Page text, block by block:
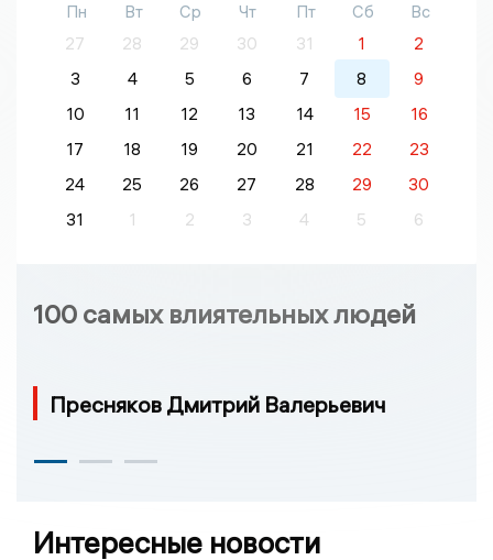
Пн Вт Ср Чт Пт Сб
Вс
27
28 29 30 31 1
2
3
4 5 6 7 8
9
10
11 12 13 14 15
16
17
18 19 20 21 22
23
24
25 26 27 28 29
30
31
1 2 3 4 5 6
100 самых влиятельных людей
Пресняков Дмитрий Валерьевич
Интересные новости